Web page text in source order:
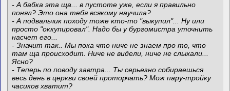
- А бабка эта ща... в пустоте уже, если я правильно
понял? Это она тебя всякому научила?
- А подвальчик походу тоже кто-то "выкупил"... Ну или
просто "оккупировал". Надо бы у бургомистра уточнить
насчет его...
- Значит так.. Мы пока что ниче не знаем про то, что
там ща происходит. Ниче не видели, ниче не слыхали...
Ясно?
- Теперь по поводу завтра... Ты серьезно собираешься
весь день в церкви своей проторчать? Мож пару-тройку
часиков хватит?